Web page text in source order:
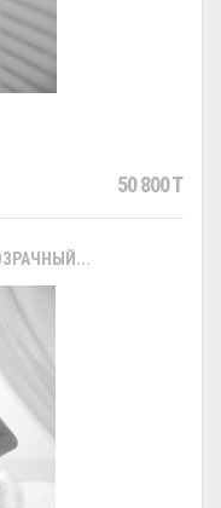
50 800 T